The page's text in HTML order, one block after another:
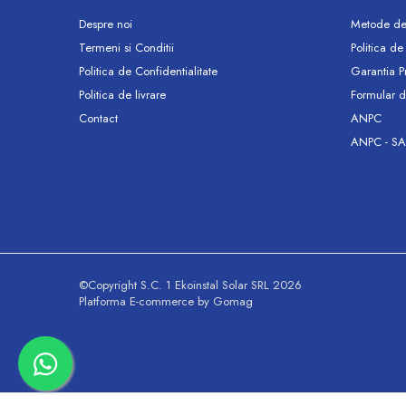
instalatii termice
Tevi pex, multistrat pexal, pert
Coturi, teuri, mufe, prelungitoare fitinguri
Piese Pompe si Hidrofoare
Pompe Submersibile
Pompe ape uzate
Canalizare interioara si exterioara
Despre noi
Termeni si Conditii
Politica de Confidentialitate
Politica de livrare
Contact
Metode
Politica de
Garantia
Formular
ANPC
ANPC -
©Copyright S.C. 1 Ekoinstal Solar SRL 2026
Platforma E-commerce by Gomag